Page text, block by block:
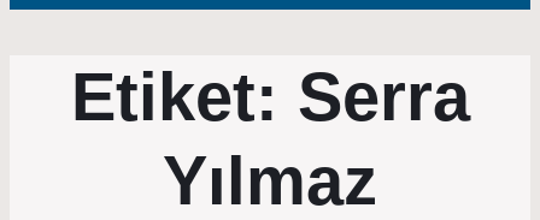
Etiket: Serra
Yılmaz